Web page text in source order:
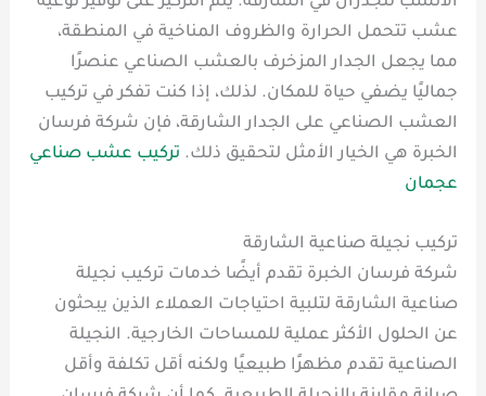
عشب تتحمل الحرارة والظروف المناخية في المنطقة،
مما يجعل الجدار المزخرف بالعشب الصناعي عنصرًا
جماليًا يضفي حياة للمكان. لذلك، إذا كنت تفكر في تركيب
العشب الصناعي على الجدار الشارقة، فإن شركة فرسان
الخبرة هي الخيار الأمثل لتحقيق ذلك. تركيب عشب صناعي
عجمان
تركيب نجيلة صناعية الشارقة
شركة فرسان الخبرة تقدم أيضًا خدمات تركيب نجيلة
صناعية الشارقة لتلبية احتياجات العملاء الذين يبحثون
عن الحلول الأكثر عملية للمساحات الخارجية. النجيلة
الصناعية تقدم مظهرًا طبيعيًا ولكنه أقل تكلفة وأقل